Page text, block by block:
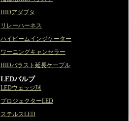
HIDアダプタ
リレーハーネス
ハイビームインジケーター
ワーニングキャンセラー
HIDバラスト延長ケーブル
LEDバルブ
LEDウェッジ球
プロジェクターLED
ステルスLED